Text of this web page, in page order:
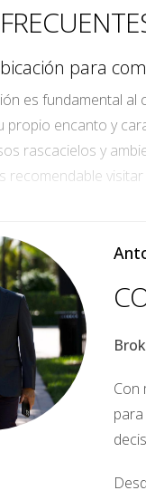
para
es fundamental
propio encanto y
rascacielos y
recomendable
de los aspectos
hay
o un agente
tener una buena
en Miami ha
estar al tanto de las
competitivos.
Con